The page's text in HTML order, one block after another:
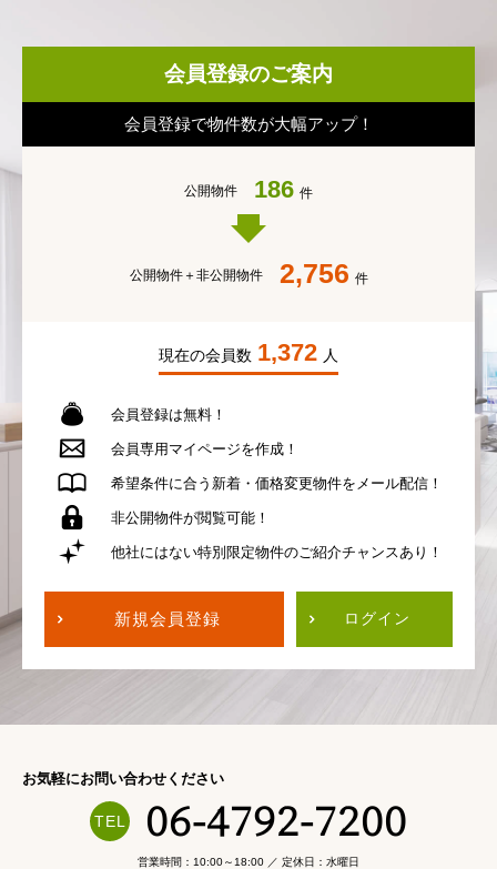
会員登録のご案内
会員登録で物件数が大幅アップ！
公開物件 186 件
公開物件＋非公開物件 2,756 件
現在の会員数 1,372 人
会員登録は無料！
会員専用マイページを作成！
希望条件に合う 新着・価格変更物件を メール配信！
非公開物件が閲覧可能！
他社にはない特別限定物件のご紹介チャンスあり！
新規会員登録 ログイン
お気軽にお問い合わせください
06-4792-7200
営業時間：10:00～18:00 ／ 定休日：水曜日